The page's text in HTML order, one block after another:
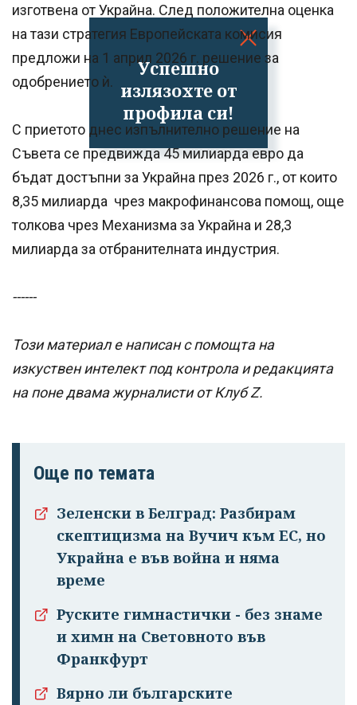
Успешно
излязохте от
профила си!
изготвена от Украйна. След положителна оценка
на тази стратегия Европейската комисия
предложи на 1 април 2026 г. решение за
одобрението ѝ.
С приетото днес изпълнително решение на
Съвета се предвижда 45 милиарда евро да
бъдат достъпни за Украйна през 2026 г., от които
8,35 милиарда чрез макрофинансова помощ, още
толкова чрез Механизма за Украйна и 28,3
милиарда за отбранителната индустрия.
------
Този материал е написан с помощта на
изкуствен интелект под контрола и редакцията
на поне двама журналисти от Клуб Z.
Още по темата
Зеленски в Белград: Разбирам
скептицизма на Вучич към ЕС, но
Украйна е във война и няма
време
Руските гимнастички - без знаме
и химн на Световното във
Франкфурт
Вярно ли българските